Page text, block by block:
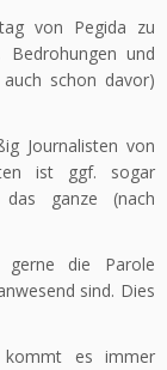
von Pegida zu
Bedrohungen und
schon davor)
Journalisten von
ist ggf. sogar
ganze (nach
gerne die Parole
sind. Dies
kommt es immer